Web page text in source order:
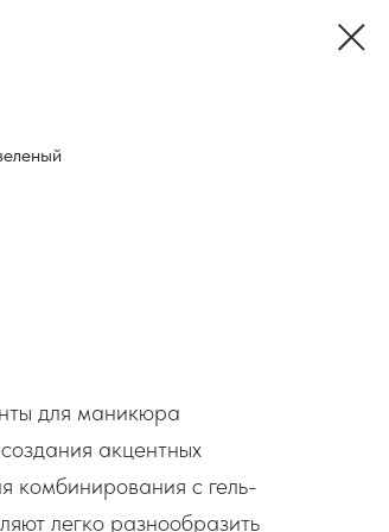
для маникюра
акцентных
комбинирования с гель-
легко разнообразить